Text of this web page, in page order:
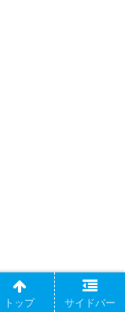
トップ サイドバー